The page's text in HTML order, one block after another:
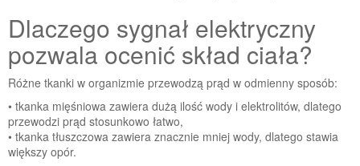
Dlaczego sygnał elektryczny
pozwala ocenić skład ciała?
Różne tkanki w organizmie przewodzą prąd w odmienny sposób:
• tkanka mięśniowa zawiera dużą ilość wody i elektrolitów, dlatego
przewodzi prąd stosunkowo łatwo,
• tkanka tłuszczowa zawiera znacznie mniej wody, dlatego stawia
większy opór.